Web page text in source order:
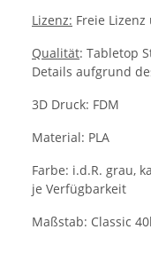
Lizenz: Freie Lizenz
Qualität: Tabletop
Details aufgrund
3D Druck: FDM
Material: PLA
Farbe: i.d.R. grau,
je Verfügbarkeit
Maßstab: Classic